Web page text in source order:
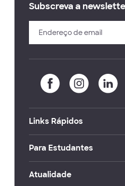
Subscreva a
Links Rápidos
Para Estudantes
Atualidade